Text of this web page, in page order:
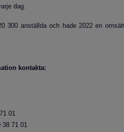
dag.
300 anställda och hade 2022 en
kontakta:
01
38 71 01